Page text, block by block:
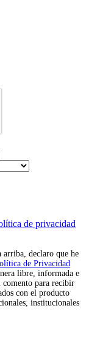
de privacidad
declaro que he
de Privacidad
libre, informada e
comento para recibir
con el producto
institucionales